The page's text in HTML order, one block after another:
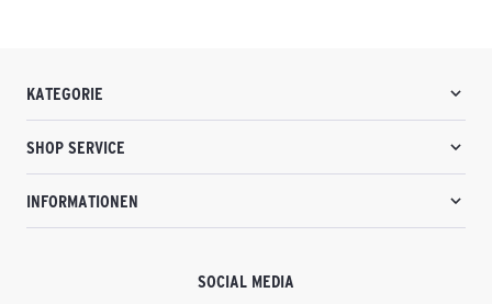
KATEGORIE
SHOP SERVICE
INFORMATIONEN
SOCIAL MEDIA